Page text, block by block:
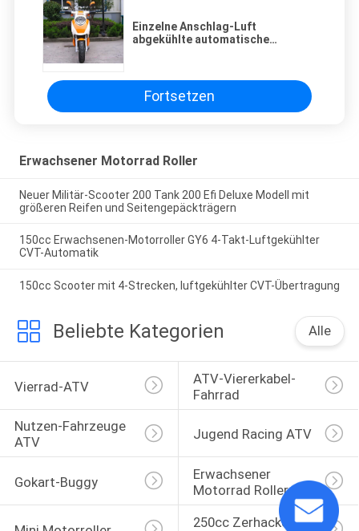
Einzelne Anschlag-Luft
abgekühlte automatische
Fortsetzen
Erwachsener Motorrad Roller
Neuer Militär-Scooter 200 Tank 200 Efi Deluxe Modell mit
größeren Reifen und Seitengepäckträgern
150cc Erwachsenen-Motorroller GY6 4-Takt-Luftgekühlter
CVT-Automatik
150cc Scooter mit 4-Strecken, luftgekühlter CVT-Übertragung
Beliebte Kategorien Alle
Vierrad-ATV
ATV-Viererkabel-
Fahrrad
Nutzen-Fahrzeuge
ATV
Jugend Racing ATV
Gokart-Buggy
Erwachsener
Motorrad Roller
250cc Zerhacker